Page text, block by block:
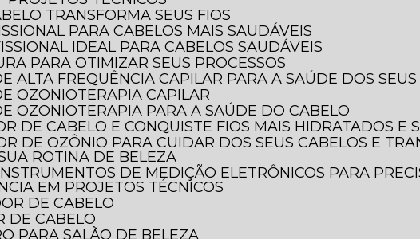
TRANSFORMA SEUS FIOS
PARA CABELOS MAIS SAUDÁVEIS
IDEAL PARA CABELOS SAUDÁVEIS
PARA OTIMIZAR SEUS PROCESSOS
ALTA FREQUÊNCIA CAPILAR PARA A SAÚDE DOS
OZONIOTERAPIA CAPILAR
OZONIOTERAPIA PARA A SAÚDE DO CABELO
DE CABELO E CONQUISTE FIOS MAIS HIDRATADOS E
ROTINA DE BELEZA
EM PROJETOS TÉCNICOS
DE CABELO
DE CABELO
PARA SALÃO DE BELEZA